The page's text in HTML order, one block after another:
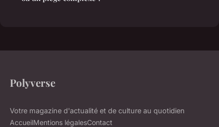
Polyverse
Votre magazine d'actualité et de culture au quotidien
AccueilMentions légalesContact